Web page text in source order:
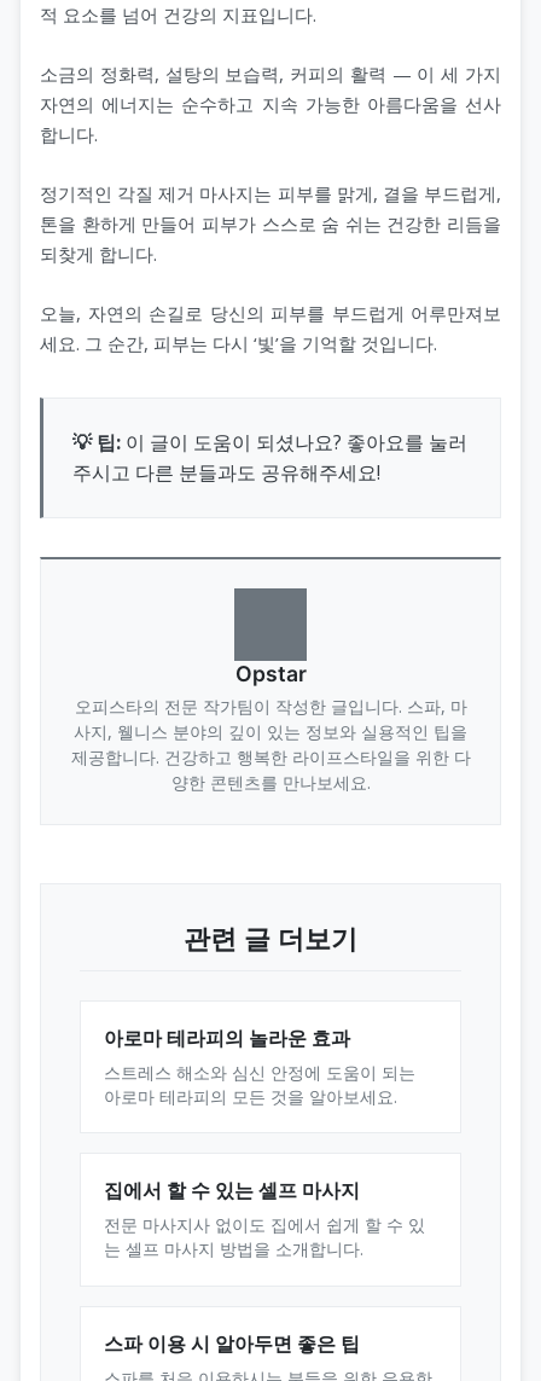
적 요소를 넘어 건강의 지표입니다.
소금의 정화력, 설탕의 보습력, 커피의 활력 — 이 세 가지
자연의 에너지는 순수하고 지속 가능한 아름다움을 선사
합니다.
정기적인 각질 제거 마사지는 피부를 맑게, 결을 부드럽게,
톤을 환하게 만들어 피부가 스스로 숨 쉬는 건강한 리듬을
되찾게 합니다.
오늘, 자연의 손길로 당신의 피부를 부드럽게 어루만져보
세요. 그 순간, 피부는 다시 ‘빛’을 기억할 것입니다.
💡 팁: 이 글이 도움이 되셨나요? 좋아요를 눌러
주시고 다른 분들과도 공유해주세요!
Opstar
오피스타의 전문 작가팀이 작성한 글입니다. 스파, 마
사지, 웰니스 분야의 깊이 있는 정보와 실용적인 팁을
제공합니다. 건강하고 행복한 라이프스타일을 위한 다
양한 콘텐츠를 만나보세요.
관련 글 더보기
아로마 테라피의 놀라운 효과
스트레스 해소와 심신 안정에 도움이 되는
아로마 테라피의 모든 것을 알아보세요.
집에서 할 수 있는 셀프 마사지
전문 마사지사 없이도 집에서 쉽게 할 수 있
는 셀프 마사지 방법을 소개합니다.
스파 이용 시 알아두면 좋은 팁